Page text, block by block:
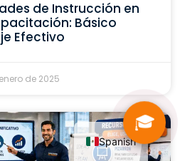
de Instrucción en
Básico
Efectivo
de 2025
🎓
Spanish